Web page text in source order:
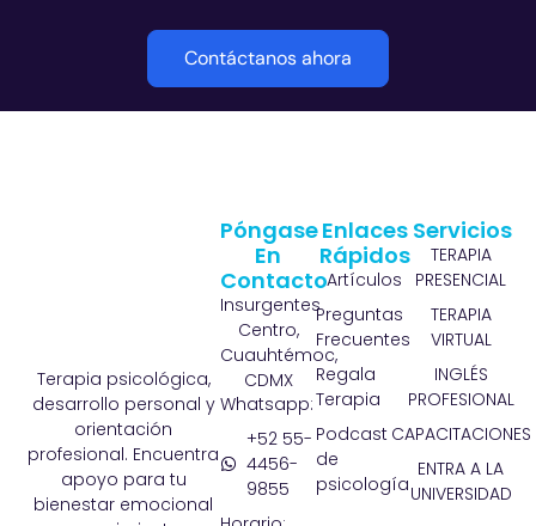
Contáctanos ahora
Terapia psicológica,
desarrollo personal y
orientación
profesional. Encuentra
apoyo para tu
bienestar emocional
Servicios
TERAPIA
PRESENCIAL
TERAPIA
VIRTUAL
INGLÉS
PROFESIONAL
CAPACITACIONES
ENTRA A LA
UNIVERSIDAD
Enlaces
Rápidos
Artículos
Preguntas
Frecuentes
Regala
Terapia
Podcast
de
psicología
Póngase
En
Contacto
Insurgentes
Centro,
Cuauhtémoc,
CDMX
Whatsapp:
+52 55-
4456-
9855